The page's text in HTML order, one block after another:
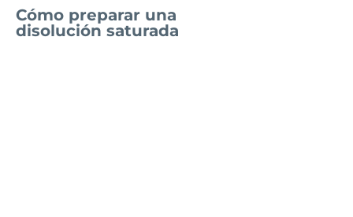
Cómo preparar una
disolución saturada